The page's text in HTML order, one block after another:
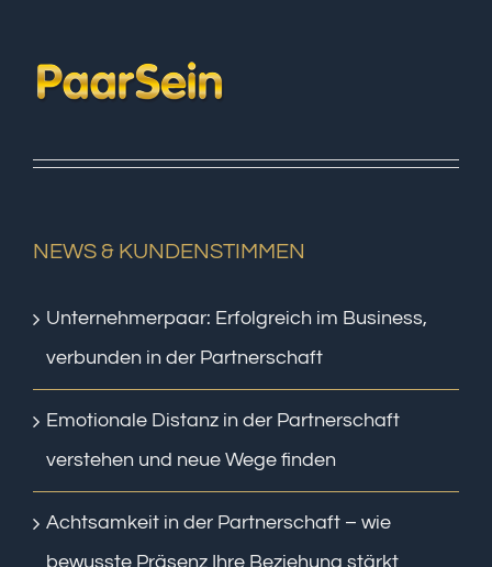
NEWS & KUNDENSTIMMEN
Unternehmerpaar: Erfolgreich im Business,
verbunden in der Partnerschaft
Emotionale Distanz in der Partnerschaft
verstehen und neue Wege finden
Achtsamkeit in der Partnerschaft – wie
bewusste Präsenz Ihre Beziehung stärkt